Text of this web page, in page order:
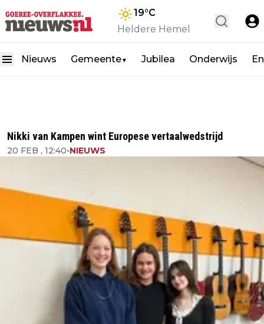
19°C
Heldere Hemel
Nieuws Gemeente▼ Jubilea Onderwijs
Nikki van Kampen wint Europese vertaalwedstrijd
20 FEB , 12:40•NIEUWS